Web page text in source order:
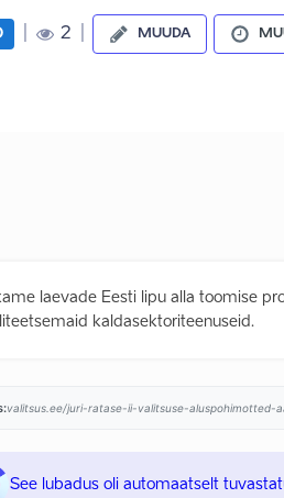
2 MUUDA
laevade Eesti lipu alla toomise
kaldasektoriteenuseid.
valitsus.ee/juri-ratase-ii-valitsuse-aluspohimotted-
See lubadus oli automaatselt